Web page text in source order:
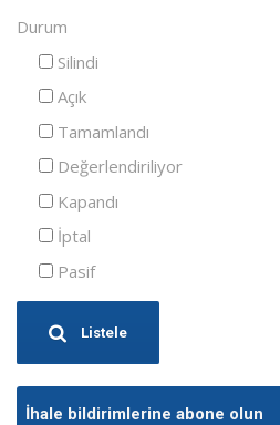
Durum
Silindi
Açık
Tamamlandı
Değerlendiriliyor
Kapandı
İptal
Pasif
Listele
İhale bildirimlerine abone olun